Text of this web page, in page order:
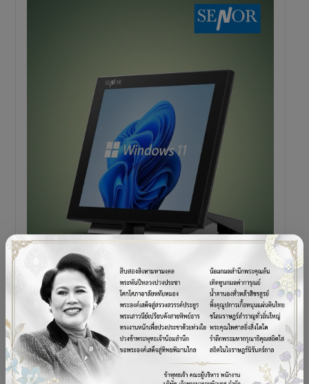
POS TERMINAL
SENOR V+5s
เครื่อง POS All-in-One Touch Screen ดีไซน์พรีเมียม